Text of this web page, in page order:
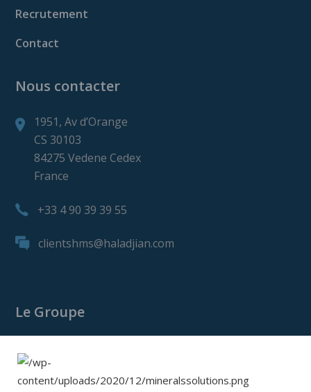
Recrutement
Contact
Nous contacter
1951, Av d’Orange
CS 30103
84275 Vedene Cedex
France
+33 4 90 39 39 55
clientshms@haladjian.com
Le Groupe
Haladjian Mining